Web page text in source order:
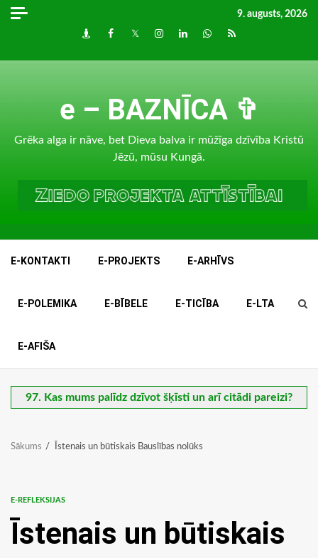
Skip
9. augusts, 2026
DraugiemFacebook
TwitterInstagram
LinkedInwhatsapp
RSS
e – BAZNĪCA ✞
Grēka alga ir nāve, bet Dieva balva ir mūžīga dzīvība Kristū
Jēzū, mūsu Kungā.
E-KONTAKTI E-PROJEKTS E-ARHĪVS
E-POLEMIKA E-BĪBELE E-TICĪBA E-LTA
E-AFIŠA
97. Kas mums palīdz dzīvot šķīsti un arī citādi pareizi?
Sākums Īstenais un būtiskais Bauslības nolūks
E-REFLEKSIJAS
Īstenais un būtiskais